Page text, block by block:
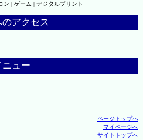
ン | ゲーム | デジタルプリント
のアクセス
ニュー
ページトップへ
マイページへ
サイトトップへ